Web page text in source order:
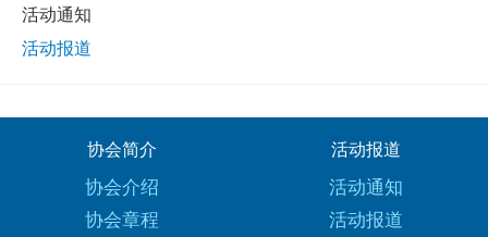
活动通知
活动报道
协会简介
协会介绍
协会章程
活动报道
活动通知
活动报道